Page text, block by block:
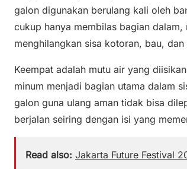
galon digunakan berulang kali oleh
cukup hanya membilas bagian
menghilangkan sisa kotoran, bau,
Keempat adalah mutu air yang
minum menjadi bagian utama dalam
galon guna ulang aman tidak bisa
berjalan seiring dengan isi yang
Read also: Jakarta Future Festival